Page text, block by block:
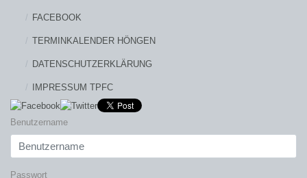
FACEBOOK
TERMINKALENDER HÖNGEN
DATENSCHUTZERKLÄRUNG
IMPRESSUM TPFC
Benutzername
Passwort